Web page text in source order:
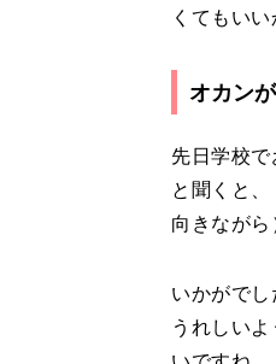
くてもい
オカン
先日学校
と聞くと
向きながら
いかがで
うれしい